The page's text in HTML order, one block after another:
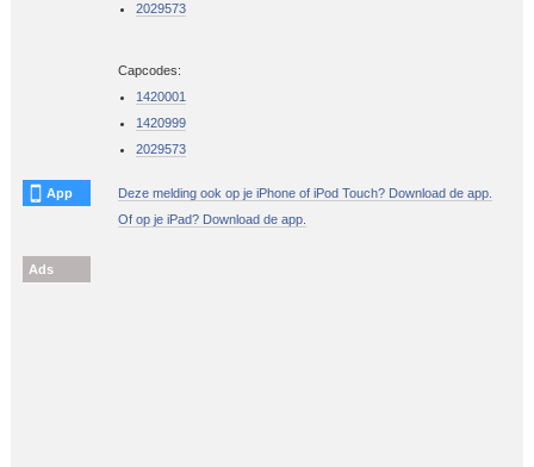
2029573
Capcodes:
1420001
1420999
2029573
App
Deze melding ook op je iPhone of iPod Touch? Download de app.
Of op je iPad? Download de app.
Ads